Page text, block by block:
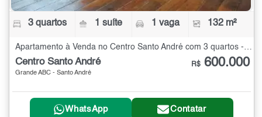
3 quartos 1 suíte 1 vaga 132 m²
Apartamento à Venda no Centro Santo André com 3 quartos - 132 m²
Centro Santo André
Grande ABC - Santo André
R$ 600.000
WhatsApp Contatar